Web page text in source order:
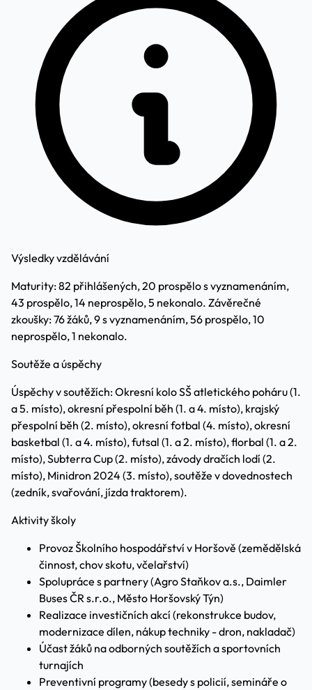
Výsledky vzdělávání
Maturity: 82 přihlášených, 20 prospělo s vyznamenáním,
43 prospělo, 14 neprospělo, 5 nekonalo. Závěrečné
zkoušky: 76 žáků, 9 s vyznamenáním, 56 prospělo, 10
neprospělo, 1 nekonalo.
Soutěže a úspěchy
Úspěchy v soutěžích: Okresní kolo SŠ atletického poháru (1.
a 5. místo), okresní přespolní běh (1. a 4. místo), krajský
přespolní běh (2. místo), okresní fotbal (4. místo), okresní
basketbal (1. a 4. místo), futsal (1. a 2. místo), florbal (1. a 2.
místo), Subterra Cup (2. místo), závody dračích lodí (2.
místo), Minidron 2024 (3. místo), soutěže v dovednostech
(zedník, svařování, jízda traktorem).
Aktivity školy
Provoz Školního hospodářství v Horšově (zemědělská
činnost, chov skotu, včelařství)
Spolupráce s partnery (Agro Staňkov a.s., Daimler
Buses ČR s.r.o., Město Horšovský Týn)
Realizace investičních akcí (rekonstrukce budov,
modernizace dílen, nákup techniky - dron, nakladač)
Účast žáků na odborných soutěžích a sportovních
turnajích
Preventivní programy (besedy s policií, semináře o